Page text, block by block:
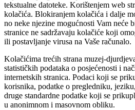
tekstualne datoteke. Korištenjem web
kolačića. Blokiranjem kolačića i dalje
no neke njezine mogućnosti Vam neće
stranice ne sadržavaju kolačiće koji
ili postavljanje virusa na Vaše računalo.
Kolačićima trećih strana muzej-
statističkih podataka o posjećenosti i
internetskih stranica. Podaci koji se
korisnika, podatke o pregledniku,
druge standardne podatke koji se
u anonimnom i masovnom obliku.